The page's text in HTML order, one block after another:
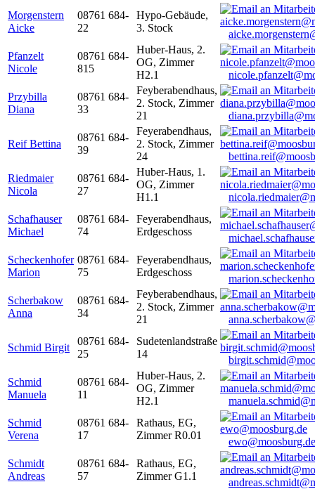
Morgenstern
Aicke
08761 684-
22
Hypo-Gebäude,
3. Stock
Pfanzelt
Nicole
08761 684-
815
Huber-Haus, 2.
OG, Zimmer
H2.1
Przybilla
Diana
08761 684-
33
Feyberabendhaus,
2. Stock, Zimmer
21
Reif Bettina
08761 684-
39
Feyerabendhaus,
2. Stock, Zimmer
24
Riedmaier
Nicola
08761 684-
27
Huber-Haus, 1.
OG, Zimmer
H1.1
Schafhauser
Michael
08761 684-
74
Feyerabendhaus,
Erdgeschoss
Scheckenhofer
Marion
08761 684-
75
Feyerabendhaus,
Erdgeschoss
Scherbakow
Anna
08761 684-
34
Feyberabendhaus,
2. Stock, Zimmer
21
Schmid Birgit
08761 684-
25
Sudetenlandstraße
14
Schmid
Manuela
08761 684-
11
Huber-Haus, 2.
OG, Zimmer
H2.1
Schmid
Verena
08761 684-
17
Rathaus, EG,
Zimmer R0.01
ewo@moosburg.de
Schmidt
Andreas
08761 684-
57
Rathaus, EG,
Zimmer G1.1